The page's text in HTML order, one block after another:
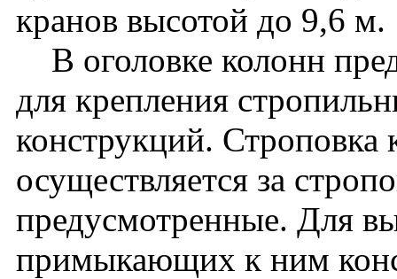
кранов высотой до 9,6 м.
В оголовке колонн
для крепления
конструкций. Строповка
осуществляется за
предусмотренные. Для
примыкающих к ним